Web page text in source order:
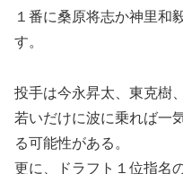
１番に桑原将志か神里和
す。
投手は今永昇太、東克樹
若いだけに波に乗れば一
る可能性がある。
更に、ドラフト１位指名